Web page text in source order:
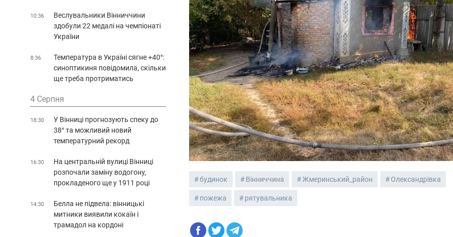
будинок Вінниччина Жмеринський_район Олександрівка
пожежа рятувальника
10:36
Веслувальники Вінниччини
здобули 22 медалі на чемпіонаті
України
8:36
Температура в Україні сягне +40°:
синоптикиня повідомила, скільки
ще треба протриматись
4 Серпня
18:30
У Вінниці прогнозують спеку до
38° та можливий новий
температурний рекорд
16:30
На центральній вулиці Вінниці
розпочали заміну водогону,
прокладеного ще у 1911 році
14:30
Белла не підвела: вінницькі
митники виявили кокаїн і
трамадол на кордоні